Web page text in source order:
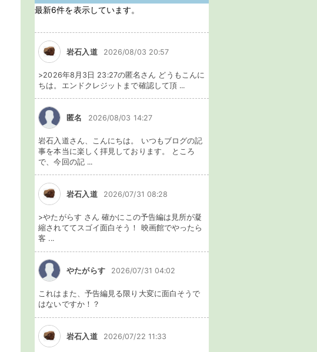
最新6件を表示しています。
岩石入道 2026/08/03 20:57
>2026年8月3日 23:27の匿名さん どうもこんに
ちは。エンドクレジットまで確認して頂 ...
匿名 2026/08/03 14:27
岩石入道さん、こんにちは。 いつもブログの記
事を本当に楽しく拝見しております。 ところ
で、今回の記 ...
岩石入道 2026/07/31 08:28
>やたがらす さん 確かにこの予告編は見所が凝
縮されててスゴイ面白そう！ 映画館でやったら
客 ...
やたがらす 2026/07/31 04:02
これはまた、予告編見る限り大変に面白そうで
はないですか！？
岩石入道 2026/07/22 11:33